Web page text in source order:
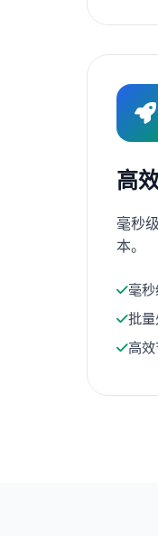
高
毫秒
本。
毫
批
高